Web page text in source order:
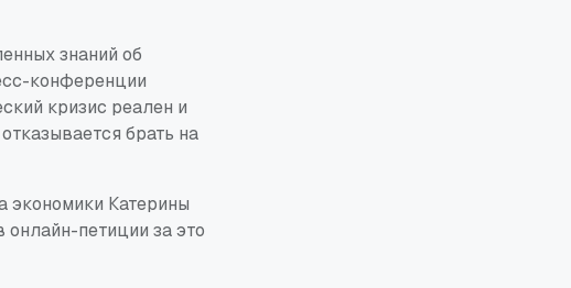
знаний об
конференции
кризис реален и
брать на
экономики Катерины
петиции за это